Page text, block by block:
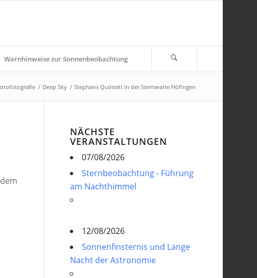
Warnhinweise zur Sonnenbeobachtung
/ Deep Sky / Stephans Quintett in der Sternwarte Höfingen
NÄCHSTE
VERANSTALTUNGEN
07/08/2026
Sternbeobachtung - Führung
am Nachthimmel
12/08/2026
Sonnenfinsternis und Lange
Nacht der Astronomie